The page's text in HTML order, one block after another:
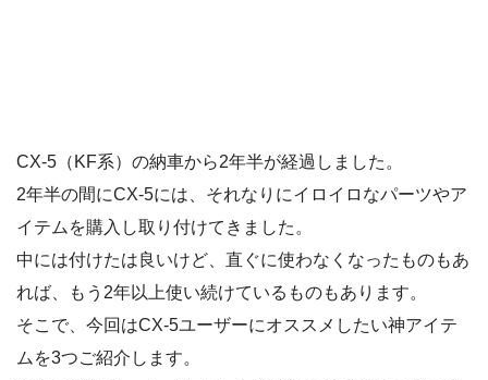
CX-5（KF系）の納車から2年半が経過しました。
2年半の間にCX-5には、それなりにイロイロなパーツやア
イテムを購入し取り付けてきました。
中には付けたは良いけど、直ぐに使わなくなったものもあ
れば、もう2年以上使い続けているものもあります。
そこで、今回はCX-5ユーザーにオススメしたい神アイテ
ムを3つご紹介します。